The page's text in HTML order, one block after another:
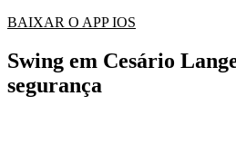
BAIXAR O APP IOS
Swing em Cesário
segurança